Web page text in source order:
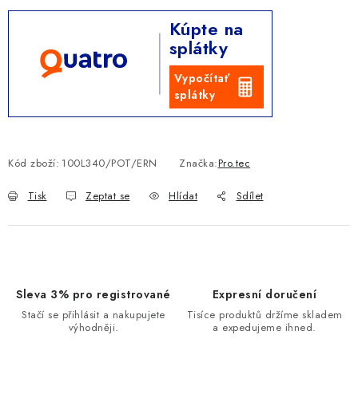
Kúpte na
splátky
Vypočítať
splátky
Kód zboží: 100L340/POT/ERN Značka:Pro.tec
Tisk Zeptat se Hlídat Sdílet
Sleva 3% pro registrované
Stačí se přihlásit a nakupujete
výhodněji.
Expresní doručení
Tisíce produktů držíme skladem
a expedujeme ihned.